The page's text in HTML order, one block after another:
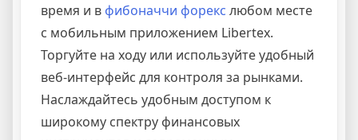
время и в фибоначчи форекс любом месте
с мобильным приложением Libertex.
Торгуйте на ходу или используйте удобный
веб-интерфейс для контроля за рынками.
Наслаждайтесь удобным доступом к
широкому спектру финансовых